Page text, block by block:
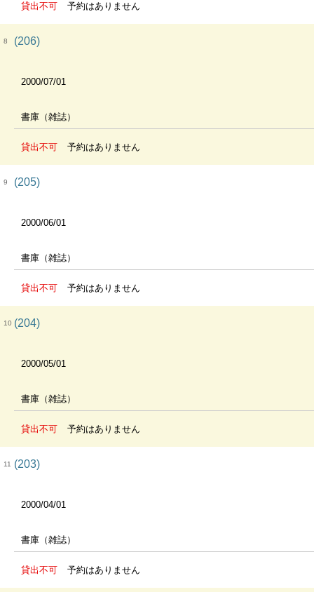
貸出不可 予約はありません
8 (206)
2000/07/01
書庫（雑誌）
貸出不可 予約はありません
9 (205)
2000/06/01
書庫（雑誌）
貸出不可 予約はありません
10 (204)
2000/05/01
書庫（雑誌）
貸出不可 予約はありません
11 (203)
2000/04/01
書庫（雑誌）
貸出不可 予約はありません